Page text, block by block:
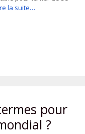
la suite…
pour
?